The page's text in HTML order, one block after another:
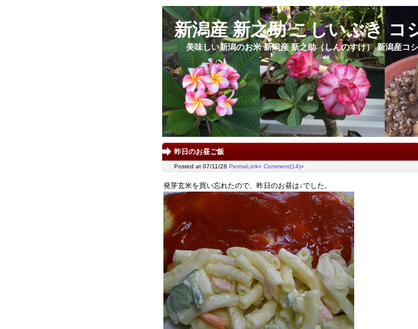
新潟産 新之助 こしいぶき コ
美味しい新潟のお米 新潟産 新之助（しんのすけ） 新潟産コ
昨日のお昼ご飯
Posted at 07/11/28 PermaLink» Comment(14)»
発芽玄米を買い忘れたので、昨日のお昼は↓でした。